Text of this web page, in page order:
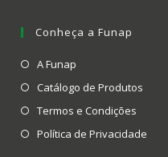
Conheça a Funap
A Funap
Catálogo de Produtos
Termos e Condições
Política de Privacidade